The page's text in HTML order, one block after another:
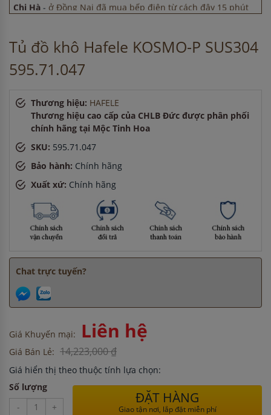
Chị Hà - ở Đồng Nai đã mua bếp điện từ cách đây 15 phút
phút
phút
Tủ đồ khô Hafele KOSMO-P SUS304
595.71.047
Thương hiệu: HAFELE
Thương hiệu cao cấp của CHLB Đức được phân phối
chính hãng tại Mộc Tinh Hoa
SKU: 595.71.047
Bảo hành: Chính hãng
Xuất xứ: Chính hãng
Chat trực tuyến?
Giá Khuyến mại: Liên hệ
Giá Bán Lẻ: 14,223,000 ₫
Giá hiển thị theo thuộc tính lựa chọn:
Số lượng
-
+
ĐẶT HÀNG
Giao tận nơi, lắp đặt miễn phí